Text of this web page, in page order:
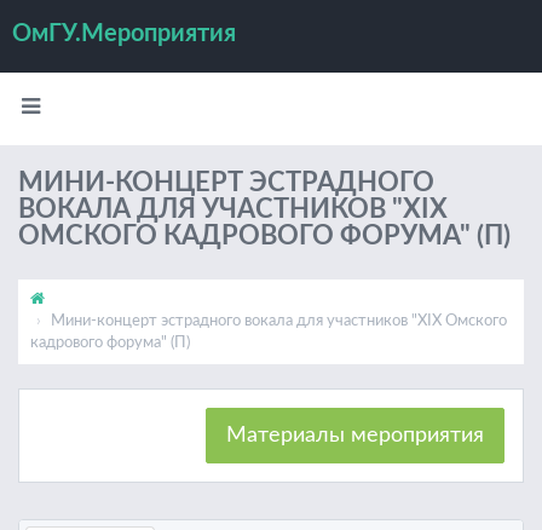
ОмГУ.Мероприятия
МИНИ-КОНЦЕРТ ЭСТРАДНОГО
ВОКАЛА ДЛЯ УЧАСТНИКОВ "XIX
ОМСКОГО КАДРОВОГО ФОРУМА" (П)
Мини-концерт эстрадного вокала для участников "XIX Омского
кадрового форума" (П)
Материалы мероприятия